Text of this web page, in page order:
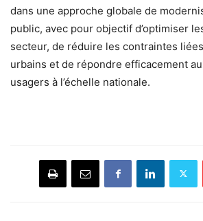
dans une approche globale de
public, avec pour objectif d’optimiser
secteur, de réduire les contraintes
urbains et de répondre efficacement
usagers à l’échelle nationale.